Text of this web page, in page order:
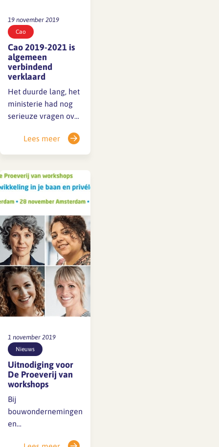
19 november 2019
Cao
Cao 2019-2021 is
algemeen
verbindend
verklaard
Het duurde lang, het
ministerie had nog
serieuze vragen over
maar nu is de nieuwe
cao algemeen
verklaard, staat
vandaag in de
Staatscourant, hij
geldt tot en met 28
februari 2021. We
hebben een noviteit
met de
spiegelbepaling.
Onze cao is de
eerste in Nederland
die…
Lees meer
1 november 2019
Nieuws
Uitnodiging voor
De Proeverij van
workshops
Bij
bouwondernemingen
en